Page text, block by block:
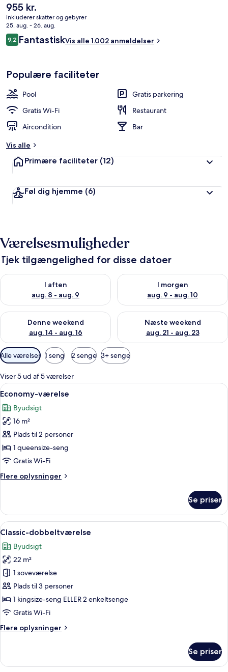
Den
nuværende
pris
er
955 kr.
955 kr.
inkluderer skatter og gebyrer
25. aug. - 26. aug.
Anmeldelser
9,29,2 ud af 10.
FantastiskVis alle 1.002 anmeldelser
Populære faciliteter
Pool
Gratis parkering
Gratis Wi-Fi
Restaurant
Aircondition
Bar
Vis alle
Primære faciliteter (12)
Føl dig hjemme (6)
Værelsesmuligheder
Tjek tilgængelighed for disse datoer
I aften
aug. 8 - aug. 9
Tjek tilgængelighed for i aften aug. 8 - aug. 9
I morgen
aug. 9 - aug. 10
Tjek tilgængelighed for i
Denne weekend
aug. 14 - aug. 16
Tjek tilgængelighed for denne weekend aug. 14 - aug. 16
Næste weekend
aug. 21 - aug. 23
Tjek tilgængelighed for næste
Tilgængelige
filtre
for
værelser
Alle værelser 1 seng 2 senge 3+ senge
Viser 5 ud af 5 værelser
Indlæs
alle
billeder
af
Economy-
værelse
Et moderne hotelværelse med en
7
Economy-værelse
Byudsigt
16 m²
Plads til 2 personer
1 queensize-seng
Gratis Wi-Fi
Flere oplysninger
Flere
værelse
Se priser
Indlæs
alle
billeder
af
Classic-
dobbeltværelse
Et hotelværelse med seng, sofa,
14
Classic-dobbeltværelse
Byudsigt
22 m²
1 soveværelse
Plads til 3 personer
1 kingsize-seng ELLER 2 enkeltsenge
Gratis Wi-Fi
Flere oplysninger
Flere
dobbeltværelse
Se priser